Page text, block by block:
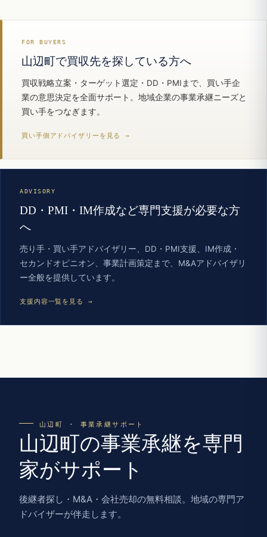
FOR BUYERS
山辺町で買収先を探している方へ
買収戦略立案・ターゲット選定・DD・PMIまで、買い手企
業の意思決定を全面サポート。地域企業の事業承継ニーズと
買い手をつなぎます。
買い手側アドバイザリーを見る →
ADVISORY
DD・PMI・IM作成など専門支援が必要な方
へ
売り手・買い手アドバイザリー、DD・PMI支援、IM作成・
セカンドオピニオン、事業計画策定まで、M&Aアドバイザリ
ー全般を提供しています。
支援内容一覧を見る →
山辺町 · 事業承継サポート
山辺町の事業承継を専門
家がサポート
後継者探し・M&A・会社売却の無料相談。地域の専門ア
ドバイザーが伴走します。